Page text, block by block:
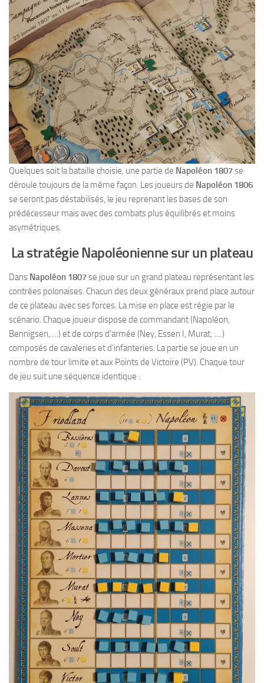
Quelques soit la bataille choisie, une partie de Napoléon 1807se
déroule toujours de la même façon. Les joueurs de Napoléon 1806
se seront pas déstabilisés, le jeu reprenant les bases de son
prédécesseur mais avec des combats plus équilibrés et moins
asymétriques.
La stratégie Napoléonienne sur un plateau
Dans Napoléon 1807se joue sur un grand plateau représentant les
contrées polonaises. Chacun des deux généraux prend place autour
de ce plateau avec ses forces. La mise en place est régie par le
scénario. Chaque joueur dispose de commandant (Napoléon,
Bennigsen,….) et de corps d’armée (Ney, Essen I, Murat, ….)
composés de cavaleries et d’infanteries. La partie se joue en un
nombre de tour limite et aux Points de Victoire (PV). Chaque tour
de jeu suit une séquence identique :